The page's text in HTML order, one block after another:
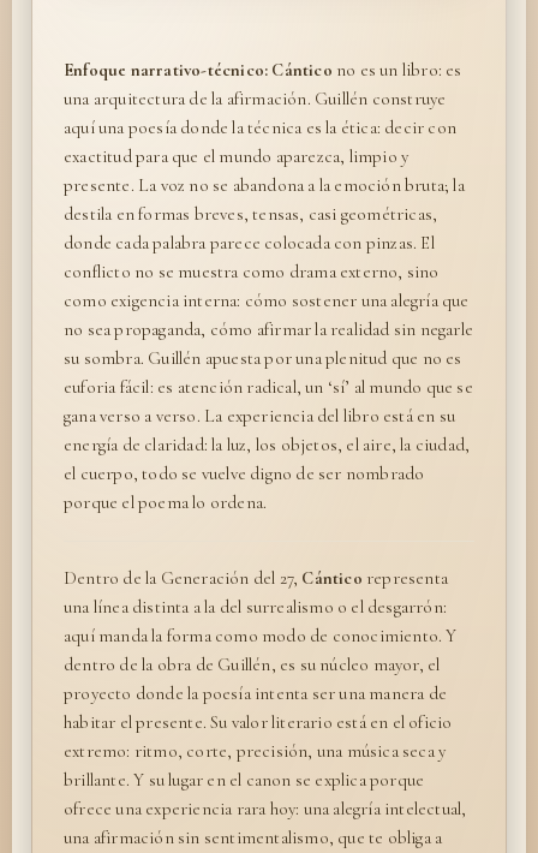
Enfoque narrativo-técnico: Cántico no es un libro: es
una arquitectura de la afirmación. Guillén construye
aquí una poesía donde la técnica es la ética: decir con
exactitud para que el mundo aparezca, limpio y
presente. La voz no se abandona a la emoción bruta; la
destila en formas breves, tensas, casi geométricas,
donde cada palabra parece colocada con pinzas. El
conflicto no se muestra como drama externo, sino
como exigencia interna: cómo sostener una alegría que
no sea propaganda, cómo afirmar la realidad sin negarle
su sombra. Guillén apuesta por una plenitud que no es
euforia fácil: es atención radical, un ‘sí’ al mundo que se
gana verso a verso. La experiencia del libro está en su
energía de claridad: la luz, los objetos, el aire, la ciudad,
el cuerpo, todo se vuelve digno de ser nombrado
porque el poema lo ordena.
Dentro de la Generación del 27, Cántico representa
una línea distinta a la del surrealismo o el desgarrón:
aquí manda la forma como modo de conocimiento. Y
dentro de la obra de Guillén, es su núcleo mayor, el
proyecto donde la poesía intenta ser una manera de
habitar el presente. Su valor literario está en el oficio
extremo: ritmo, corte, precisión, una música seca y
brillante. Y su lugar en el canon se explica porque
ofrece una experiencia rara hoy: una alegría intelectual,
una afirmación sin sentimentalismo, que te obliga a